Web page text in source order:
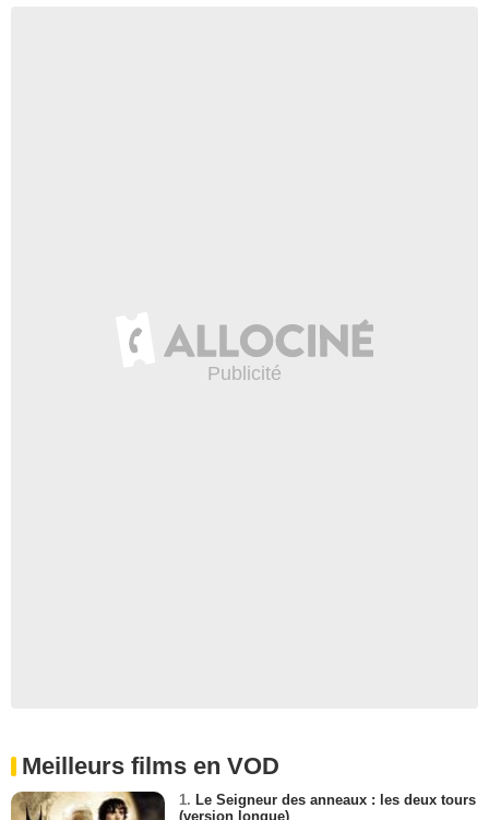
Meilleurs films en VOD
1. Le Seigneur des anneaux : les deux tours
(version longue)